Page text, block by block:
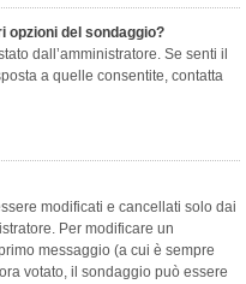
opzioni del sondaggio?
dall’amministratore. Se senti il
a quelle consentite, contatta
modificati e cancellati solo dai
Per modificare un
messaggio (a cui è sempre
votato, il sondaggio può essere